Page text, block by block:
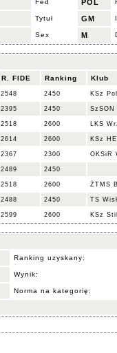
Fed POL
Tytuł GM
Sex M
R. FIDE Ranking Klub
2548 2450 KSz
2395 2450 SzSON
2518 2600 LKS
2614 2600 KSz
2367 2300 OKSiR
2489 2450
2518 2600 ŻTMS
2488 2450 TS
2599 2600 KSz
Ranking uzyskany:
Wynik:
Norma na kategorię: